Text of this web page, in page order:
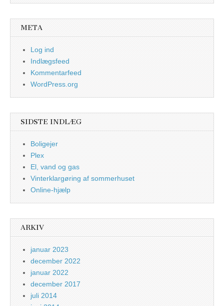
META
Log ind
Indlægsfeed
Kommentarfeed
WordPress.org
SIDSTE INDLÆG
Boligejer
Plex
El, vand og gas
Vinterklargøring af sommerhuset
Online-hjælp
ARKIV
januar 2023
december 2022
januar 2022
december 2017
juli 2014